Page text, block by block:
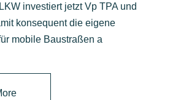
investiert jetzt Vp TPA und
konsequent die eigene
mobile Baustraßen a